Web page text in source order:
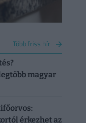
Több friss hír
magyar
érkezhet az